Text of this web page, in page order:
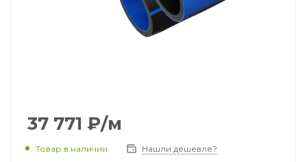
37 771 ₽/м
Товар в наличии Нашли дешевле?